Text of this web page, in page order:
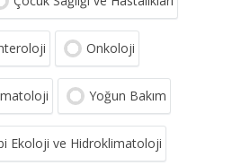
Onkoloji
Yoğun Bakım
Ekoloji ve Hidroklimatoloji